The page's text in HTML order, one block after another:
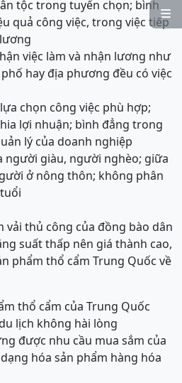

tộc trong tuyển chọn; bình
quả công việc, trong việc tiếp
việc làm và nhận lương như
hay địa phương đều có việc
chọn công việc phù hợp;
lợi nhuận; bình đẳng trong
lý của doanh nghiệp
người giàu, người nghèo; giữa
ở nông thôn; không phân
vải thủ công của đồng bào dân
suất thấp nên giá thành cao,
phẩm thổ cẩm Trung Quốc về
thổ cẩm của Trung Quốc
lịch không hài lòng
được nhu cầu mua sắm của
hóa sản phẩm hàng hóa